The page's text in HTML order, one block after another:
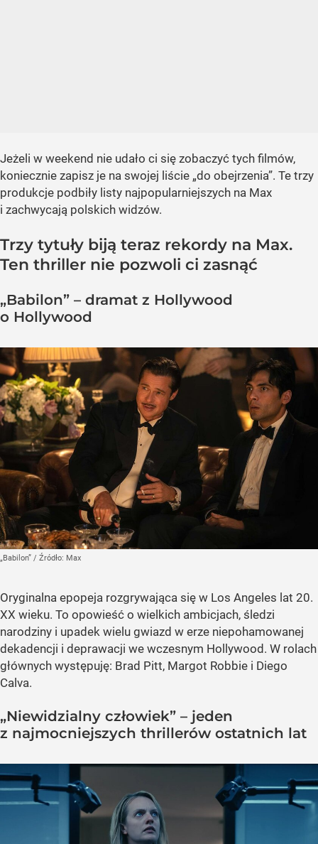
Jeżeli w weekend nie udało ci się zobaczyć tych filmów,
koniecznie zapisz je na swojej liście „do obejrzenia”. Te trzy
produkcje podbiły listy najpopularniejszych na Max
i zachwycają polskich widzów.
Trzy tytuły biją teraz rekordy na Max.
Ten thriller nie pozwoli ci zasnąć
„Babilon” – dramat z Hollywood
o Hollywood
„Babilon” / Źródło: Max
Oryginalna epopeja rozgrywająca się w Los Angeles lat 20.
XX wieku. To opowieść o wielkich ambicjach, śledzi
narodziny i upadek wielu gwiazd w erze niepohamowanej
dekadencji i deprawacji we wczesnym Hollywood. W rolach
głównych występuję: Brad Pitt, Margot Robbie i Diego
Calva.
„Niewidzialny człowiek” – jeden
z najmocniejszych thrillerów ostatnich lat